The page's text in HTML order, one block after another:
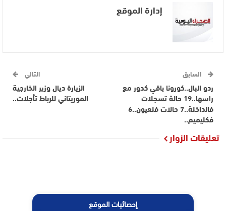
إدارة الموقع
السابق
ردو البال..كورونا باقي كدور مع
راسها..19 حالة تسجلات
فالداخلة..7 حالات فلعيون..6
فكليميم..
التالي
الزيارة ديال وزير الخارجية
الموريتاني للرباط تأجلات..
تعليقات الزوار
إحصائيات الموقع